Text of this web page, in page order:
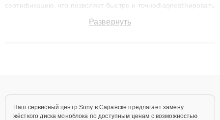
сертификацию, что позволяет быстро и точноdiagnostikировать
до 3 лет. Наши мастера решают сложные случаи: от замены
Развернуть
Наш сервисный центр Sony в Саранске предлагает замену
жёсткого диска моноблока по доступным ценам с возможностью